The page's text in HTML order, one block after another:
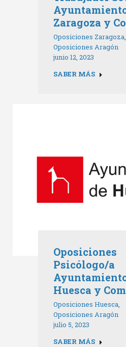
Zaragoza y
Oposiciones Zaragoza,
Oposiciones Aragón
junio 12, 2023
SABER MÁS
Oposiciones
Psicólogo/a
Huesca y
Oposiciones Huesca,
Oposiciones Aragón
julio 5, 2023
SABER MÁS